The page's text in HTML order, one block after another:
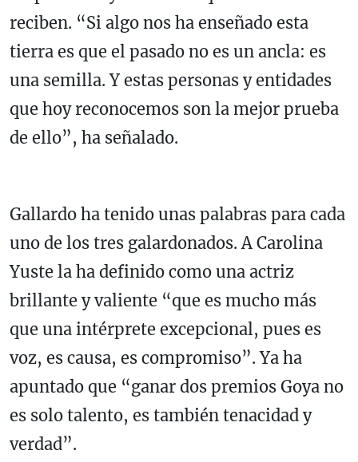
reciben. “Si algo nos ha enseñado esta
tierra es que el pasado no es un ancla: es
una semilla. Y estas personas y entidades
que hoy reconocemos son la mejor prueba
de ello”, ha señalado.
Gallardo ha tenido unas palabras para cada
uno de los tres galardonados. A Carolina
Yuste la ha definido como una actriz
brillante y valiente “que es mucho más
que una intérprete excepcional, pues es
voz, es causa, es compromiso”. Ya ha
apuntado que “ganar dos premios Goya no
es solo talento, es también tenacidad y
verdad”.